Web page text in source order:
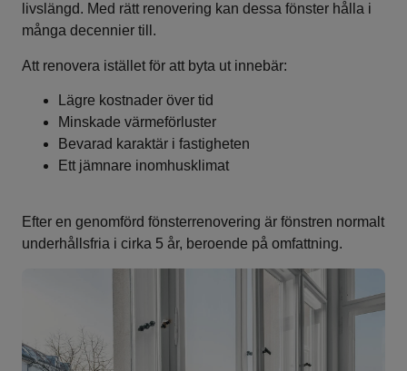
livslängd. Med rätt renovering kan dessa fönster hålla i
många decennier till.
Att renovera istället för att byta ut innebär:
Lägre kostnader över tid
Minskade värmeförluster
Bevarad karaktär i fastigheten
Ett jämnare inomhusklimat
Efter en genomförd fönsterrenovering är fönstren normalt
underhållsfria i cirka 5 år, beroende på omfattning.